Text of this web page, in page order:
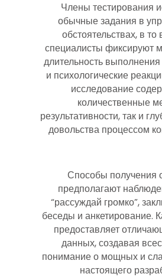
Члены тестирования
обычные задания в
обстоятельствах, в то
специалисты фиксируют
длительность
и психологические
исследование
количественные
результативности, так и
довольства процессом
Способы получения
предполагают
“рассуждай громко”,
беседы и анкетирование.
предоставляет
данных, создавая
понимание о мощных и
настоящего